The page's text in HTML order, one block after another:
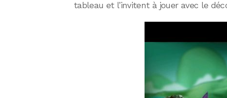
tableau et l’invitent à jouer avec le